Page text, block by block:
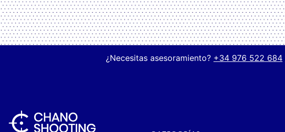
¿Necesitas asesoramiento? +34 976 522 684